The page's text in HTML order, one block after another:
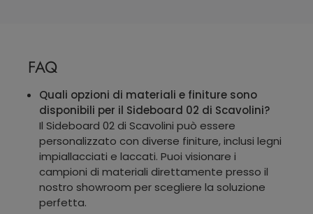
FAQ
Quali opzioni di materiali e finiture sono
disponibili per il Sideboard 02 di Scavolini?
Il Sideboard 02 di Scavolini può essere
personalizzato con diverse finiture, inclusi legni
impiallacciati e laccati. Puoi visionare i
campioni di materiali direttamente presso il
nostro showroom per scegliere la soluzione
perfetta.